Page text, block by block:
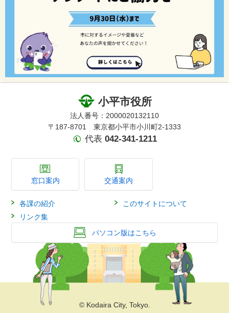
小平市役所
法人番号：2000020132110
〒187-8701 東京都小平市小川町2-1333
代表 042-341-1211
窓口案内 交通案内
各課の紹介
このサイトについて
リンク集
パソコン版はこちら
© Kodaira City, Tokyo.